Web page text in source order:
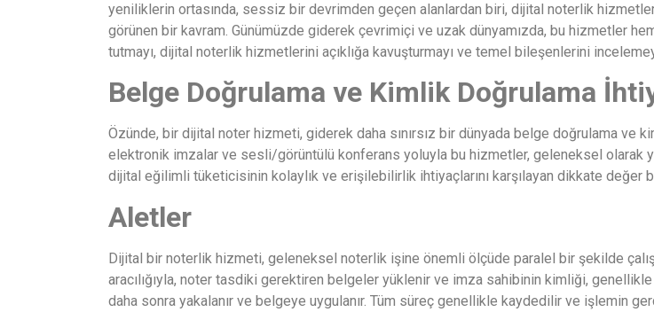
yeniliklerin ortasında, sessiz bir devrimden geçen alanlardan biri, dijital noterlik
görünen bir kavram. Günümüzde giderek çevrimiçi ve uzak dünyamızda, bu hizmetler
tutmayı, dijital noterlik hizmetlerini açıklığa kavuşturmayı ve temel bileşenlerini
Belge Doğrulama ve Kimlik Doğrulama
Özünde, bir dijital noter hizmeti, giderek daha sınırsız bir dünyada belge doğrulama ve
elektronik imzalar ve sesli/görüntülü konferans yoluyla bu hizmetler, geleneksel
dijital eğilimli tüketicisinin kolaylık ve erişilebilirlik ihtiyaçlarını karşılayan dikkate değer
Aletler
Dijital bir noterlik hizmeti, geleneksel noterlik işine önemli ölçüde paralel bir şekilde
aracılığıyla, noter tasdiki gerektiren belgeler yüklenir ve imza sahibinin kimliği,
daha sonra yakalanır ve belgeye uygulanır. Tüm süreç genellikle kaydedilir ve işlemin